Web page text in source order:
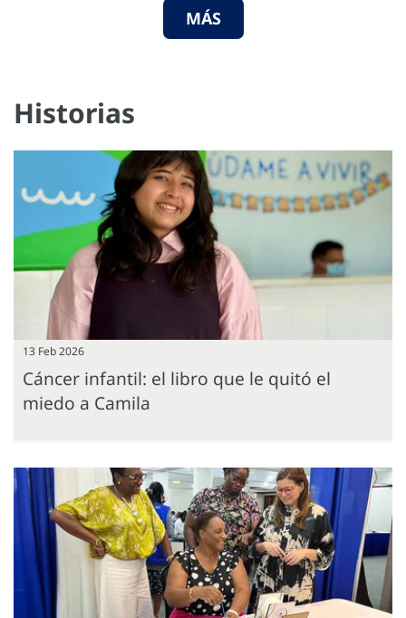
MÁS
Historias
13 Feb 2026
Cáncer infantil: el libro que le quitó el
miedo a Camila